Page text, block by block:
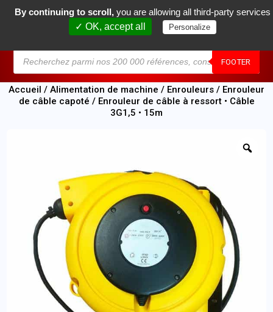
FOOTER
0
Accueil / Alimentation de machine / Enrouleurs / Enrouleur
de câble capoté / Enrouleur de câble à ressort • Câble
3G1,5 • 15m
By continuing to scroll, you are allowing all third-party services
✓ OK, accept all
Personalize